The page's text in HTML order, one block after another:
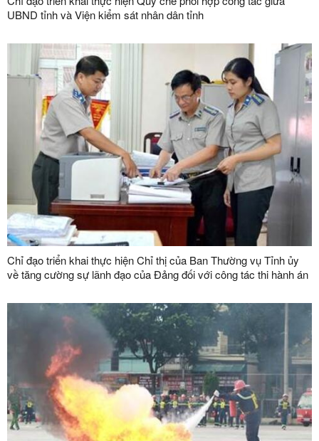
UBND tỉnh và Viện kiểm sát nhân dân tỉnh
Chỉ đạo triển khai thực hiện Chỉ thị của Ban Thường vụ Tỉnh ủy
về tăng cường sự lãnh đạo của Đảng đối với công tác thi hành án